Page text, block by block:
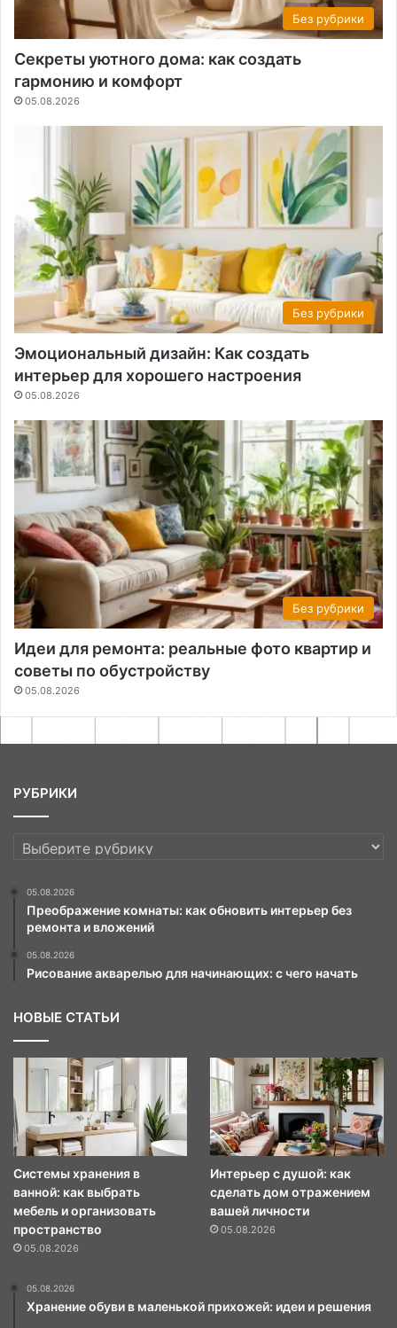
Без рубрики
Секреты уютного дома: как создать
гармонию и комфорт
05.08.2026
Без рубрики
Эмоциональный дизайн: Как создать
интерьер для хорошего настроения
05.08.2026
Без рубрики
Идеи для ремонта: реальные фото квартир и
советы по обустройству
05.08.2026
РУБРИКИ
РУБРИКИ
05.08.2026
Преображение комнаты: как обновить интерьер без
ремонта и вложений
05.08.2026
Рисование акварелью для начинающих: с чего начать
НОВЫЕ СТАТЬИ
Системы хранения в
ванной: как выбрать
мебель и организовать
пространство
05.08.2026
Интерьер с душой: как
сделать дом отражением
вашей личности
05.08.2026
05.08.2026
Хранение обуви в маленькой прихожей: идеи и решения